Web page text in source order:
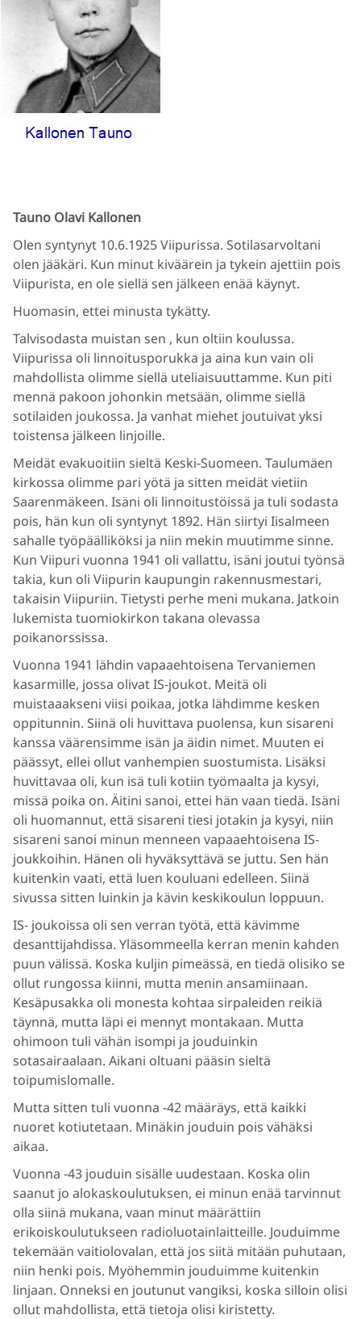
Tauno Olavi Kallonen
Olen syntynyt 10.6.1925 Viipurissa. Sotilasarvoltani
olen jääkäri. Kun minut kiväärein ja tykein ajettiin pois
Viipurista, en ole siellä sen jälkeen enää käynyt.
Huomasin, ettei minusta tykätty.
Talvisodasta muistan sen , kun oltiin koulussa.
Viipurissa oli linnoitusporukka ja aina kun vain oli
mahdollista olimme siellä uteliaisuuttamme. Kun piti
mennä pakoon johonkin metsään, olimme siellä
sotilaiden joukossa. Ja vanhat miehet joutuivat yksi
toistensa jälkeen linjoille.
Meidät evakuoitiin sieltä Keski-Suomeen. Taulumäen
kirkossa olimme pari yötä ja sitten meidät vietiin
Saarenmäkeen. Isäni oli linnoitustöissä ja tuli sodasta
pois, hän kun oli syntynyt 1892. Hän siirtyi Iisalmeen
sahalle työpäälliköksi ja niin mekin muutimme sinne.
Kun Viipuri vuonna 1941 oli vallattu, isäni joutui työnsä
takia, kun oli Viipurin kaupungin rakennusmestari,
takaisin Viipuriin. Tietysti perhe meni mukana. Jatkoin
lukemista tuomiokirkon takana olevassa
poikanorssissa.
Vuonna 1941 lähdin vapaaehtoisena Tervaniemen
kasarmille, jossa olivat IS-joukot. Meitä oli
muistaaakseni viisi poikaa, jotka lähdimme kesken
oppitunnin. Siinä oli huvittava puolensa, kun sisareni
kanssa väärensimme isän ja äidin nimet. Muuten ei
päässyt, ellei ollut vanhempien suostumista. Lisäksi
huvittavaa oli, kun isä tuli kotiin työmaalta ja kysyi,
missä poika on. Äitini sanoi, ettei hän vaan tiedä. Isäni
oli huomannut, että sisareni tiesi jotakin ja kysyi, niin
sisareni sanoi minun menneen vapaaehtoisena IS-
joukkoihin. Hänen oli hyväksyttävä se juttu. Sen hän
kuitenkin vaati, että luen kouluani edelleen. Siinä
sivussa sitten luinkin ja kävin keskikoulun loppuun.
IS- joukoissa oli sen verran työtä, että kävimme
desanttijahdissa. Yläsommeella kerran menin kahden
puun välissä. Koska kuljin pimeässä, en tiedä olisiko se
ollut rungossa kiinni, mutta menin ansamiinaan.
Kesäpusakka oli monesta kohtaa sirpaleiden reikiä
täynnä, mutta läpi ei mennyt montakaan. Mutta
ohimoon tuli vähän isompi ja jouduinkin
sotasairaalaan. Aikani oltuani pääsin sieltä
toipumislomalle.
Mutta sitten tuli vuonna -42 määräys, että kaikki
nuoret kotiutetaan. Minäkin jouduin pois vähäksi
aikaa.
Vuonna -43 jouduin sisälle uudestaan. Koska olin
saanut jo alokaskoulutuksen, ei minun enää tarvinnut
olla siinä mukana, vaan minut määrättiin
erikoiskoulutukseen radioluotainlaitteille. Jouduimme
tekemään vaitiolovalan, että jos siitä mitään puhutaan,
niin henki pois. Myöhemmin jouduimme kuitenkin
linjaan. Onneksi en joutunut vangiksi, koska silloin olisi
ollut mahdollista, että tietoja olisi kiristetty.